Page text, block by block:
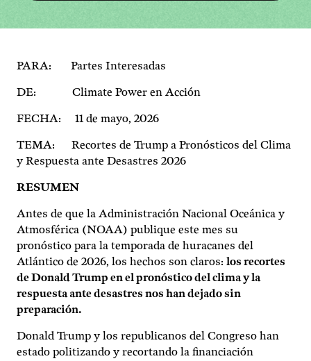
PARA: Partes Interesadas
DE: Climate Power en Acción
FECHA: 11 de mayo, 2026
TEMA: Recortes de Trump a Pronósticos del Clima
y Respuesta ante Desastres 2026
RESUMEN
Antes de que la Administración Nacional Oceánica y
Atmosférica (NOAA) publique este mes su
pronóstico para la temporada de huracanes del
Atlántico de 2026, los hechos son claros: los recortes
de Donald Trump en el pronóstico del clima y la
respuesta ante desastres nos han dejado sin
preparación.
Donald Trump y los republicanos del Congreso han
estado politizando y recortando la financiación